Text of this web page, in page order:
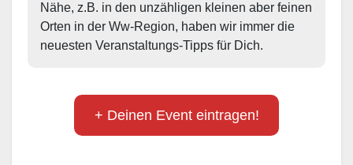
Nähe, z.B. in den unzähligen kleinen aber feinen
Orten in der Ww-Region, haben wir immer die
neuesten Veranstaltungs-Tipps für Dich.
+ Deinen Event eintragen!